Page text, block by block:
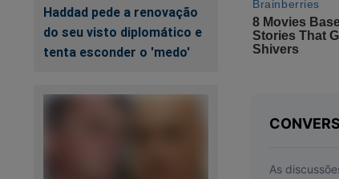
Haddad pede a renovação
do seu visto diplomático e
tenta esconder o 'medo'